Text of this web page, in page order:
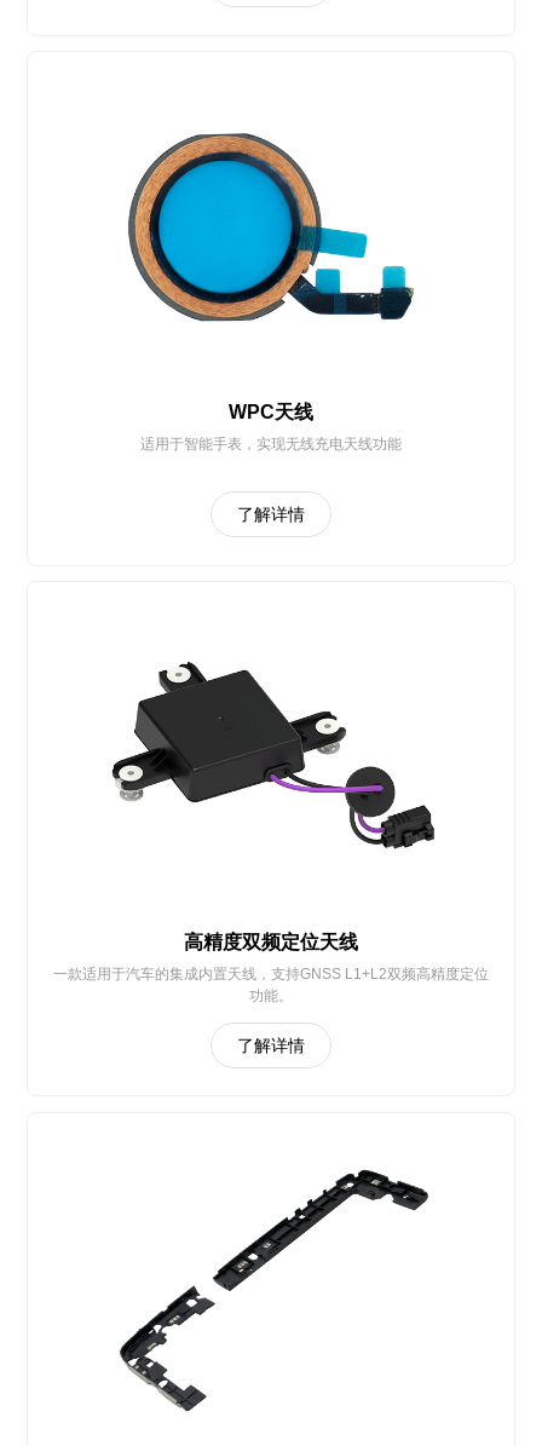
WPC天线
适用于智能手表，实现无线充电天线功能
了解详情
高精度双频定位天线
一款适用于汽车的集成内置天线，支持GNSS L1+L2双频高精度定位
功能。
了解详情